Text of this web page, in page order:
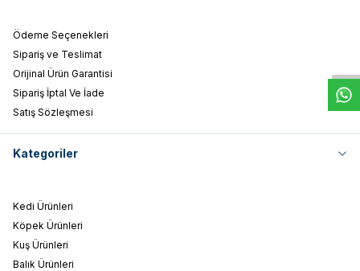
Ödeme Seçenekleri
Sipariş ve Teslimat
Orijinal Ürün Garantisi
Sipariş İptal Ve İade
Satış Sözleşmesi
Kategoriler
Kedi Ürünleri
Köpek Ürünleri
Kuş Ürünleri
Balık Ürünleri